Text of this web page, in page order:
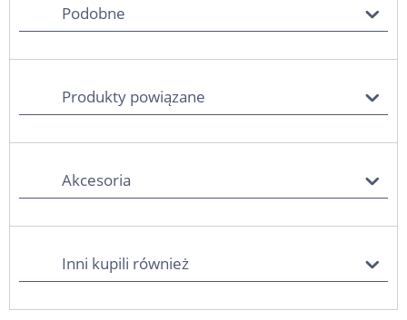
Podobne
Produkty powiązane
Akcesoria
Inni kupili również